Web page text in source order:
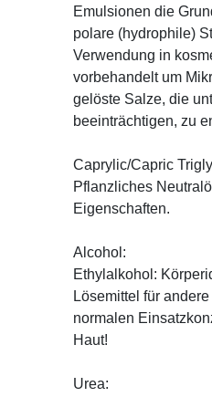
Emulsionen die
polare (hydrophile)
Verwendung in
vorbehandelt um
gelöste Salze, die
beeinträchtigen, zu
Caprylic/Capric
Pflanzliches
Eigenschaften.
Alcohol:
Ethylalkohol:
Lösemittel für
normalen
Haut!
Urea: